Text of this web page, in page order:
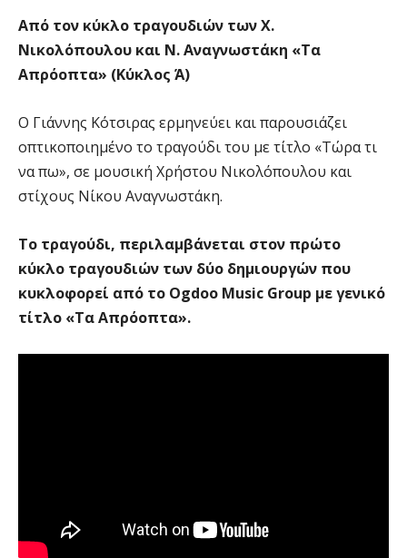
Από τον κύκλο τραγουδιών των Χ.
Νικολόπουλου και Ν. Αναγνωστάκη «Τα
Απρόοπτα» (Κύκλος Ά)
Ο Γιάννης Κότσιρας ερμηνεύει και παρουσιάζει
οπτικοποιημένο το τραγούδι του με τίτλο «Τώρα τι
να πω», σε μουσική Χρήστου Νικολόπουλου και
στίχους Νίκου Αναγνωστάκη.
Το τραγούδι, περιλαμβάνεται στον πρώτο
κύκλο τραγουδιών των δύο δημιουργών που
κυκλοφορεί από το Ogdoo Music Group με γενικό
τίτλο «Τα Απρόοπτα».